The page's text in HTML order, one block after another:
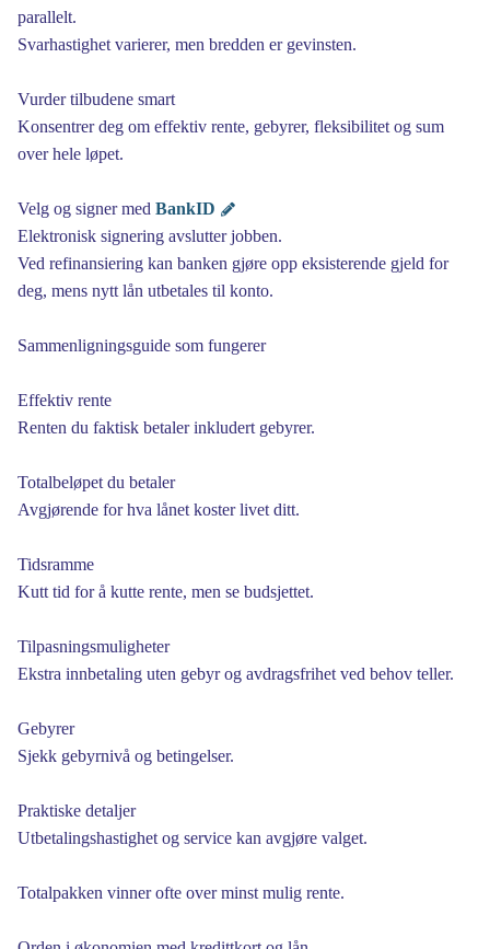
parallelt.
Svarhastighet varierer, men bredden er gevinsten.
Vurder tilbudene smart
Konsentrer deg om effektiv rente, gebyrer, fleksibilitet og sum
over hele løpet.
Velg og signer med BankID
Elektronisk signering avslutter jobben.
Ved refinansiering kan banken gjøre opp eksisterende gjeld for
deg, mens nytt lån utbetales til konto.
Sammenligningsguide som fungerer
Effektiv rente
Renten du faktisk betaler inkludert gebyrer.
Totalbeløpet du betaler
Avgjørende for hva lånet koster livet ditt.
Tidsramme
Kutt tid for å kutte rente, men se budsjettet.
Tilpasningsmuligheter
Ekstra innbetaling uten gebyr og avdragsfrihet ved behov teller.
Gebyrer
Sjekk gebyrnivå og betingelser.
Praktiske detaljer
Utbetalingshastighet og service kan avgjøre valget.
Totalpakken vinner ofte over minst mulig rente.